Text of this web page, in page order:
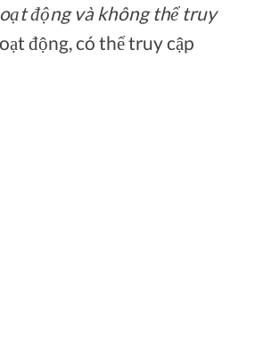
động và không thể truy
động, có thể truy cập